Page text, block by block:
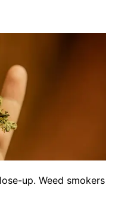
up. Weed smokers